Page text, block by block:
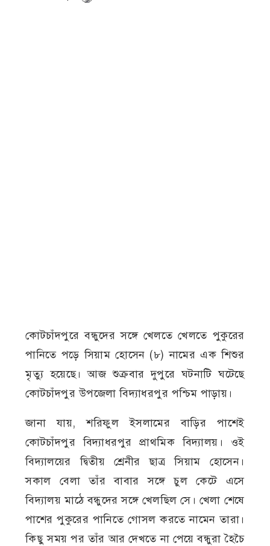
কোটচাঁদপুরে বন্ধুদের সঙ্গে খেলতে খেলতে পুকুরের
পানিতে পড়ে সিয়াম হোসেন (৮) নামের এক শিশুর
মৃত্যু হয়েছে। আজ শুক্রবার দুপুরে ঘটনাটি ঘটেছে
কোটচাঁদপুর উপজেলা বিদ্যাধরপুর পশ্চিম পাড়ায়।
জানা যায়, শরিফুল ইসলামের বাড়ির পাশেই
কোটচাঁদপুর বিদ্যাধরপুর প্রাথমিক বিদ্যালয়। ওই
বিদ্যালয়ের দ্বিতীয় শ্রেনীর ছাত্র সিয়াম হোসেন।
সকাল বেলা তাঁর বাবার সঙ্গে চুল কেটে এসে
বিদ্যালয় মাঠে বন্ধুদের সঙ্গে খেলছিল সে। খেলা শেষে
পাশের পুকুরের পানিতে গোসল করতে নামেন তারা।
কিছু সময় পর তাঁর আর দেখতে না পেয়ে বন্ধুরা হৈচৈ